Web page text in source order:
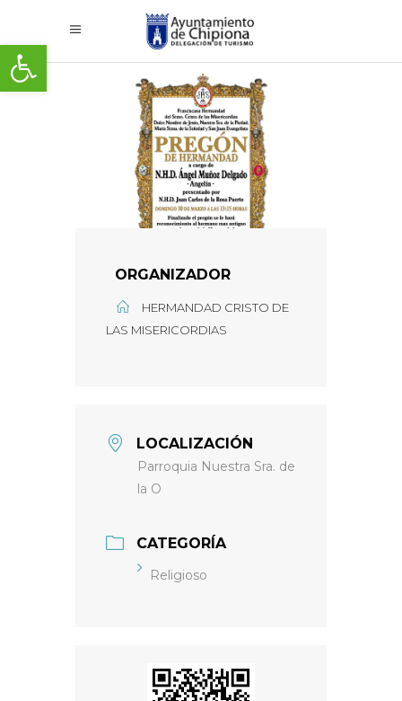
Abrir barra de herramientas
ORGANIZADOR
HERMANDAD CRISTO DE
LAS MISERICORDIAS
LOCALIZACIÓN
Parroquia Nuestra Sra. de
la O
CATEGORÍA
Religioso